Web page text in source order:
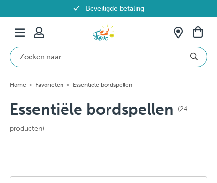
Beveiligde betaling
Gratis verzending vanaf €69 in België
Home > Favorieten > Essentiële bordspellen
Essentiële bordspellen (24
producten)